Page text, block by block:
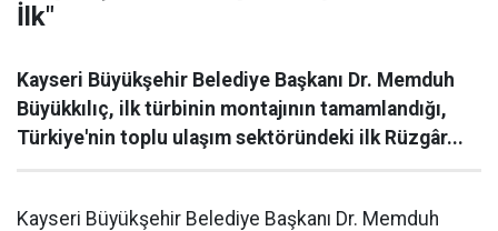
İlk"
Kayseri Büyükşehir Belediye Başkanı Dr. Memduh
Büyükkılıç, ilk türbinin montajının tamamlandığı,
Türkiye'nin toplu ulaşım sektöründeki ilk Rüzgâr...
Kayseri Büyükşehir Belediye Başkanı Dr. Memduh